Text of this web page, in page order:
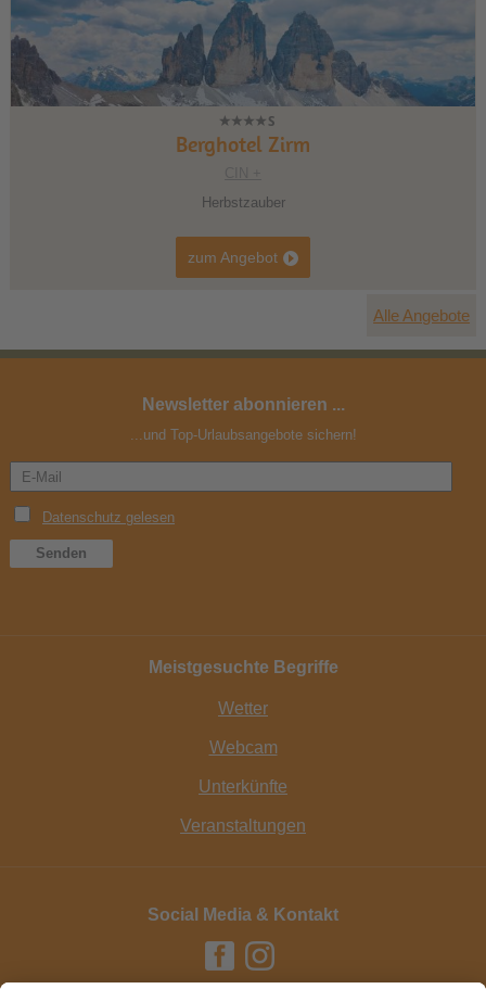
Berghotel Zirm
Herbstzauber
zum Angebot
Alle Angebote
Newsletter abonnieren ...
...und Top-Urlaubsangebote sichern!
Meistgesuchte Begriffe
Wetter
Webcam
Unterkünfte
Veranstaltungen
Social Media & Kontakt